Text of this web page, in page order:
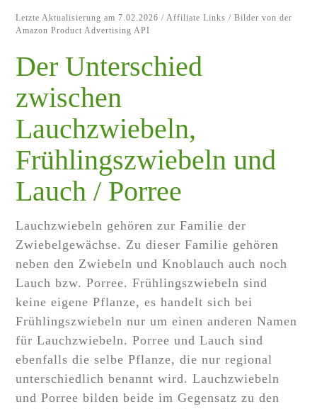
Letzte Aktualisierung am 7.02.2026 / Affiliate Links / Bilder von der
Amazon Product Advertising API
Der Unterschied
zwischen
Lauchzwiebeln,
Frühlingszwiebeln und
Lauch / Porree
Lauchzwiebeln gehören zur Familie der
Zwiebelgewächse. Zu dieser Familie gehören
neben den Zwiebeln und Knoblauch auch noch
Lauch bzw. Porree. Frühlingszwiebeln sind
keine eigene Pflanze, es handelt sich bei
Frühlingszwiebeln nur um einen anderen Namen
für Lauchzwiebeln. Porree und Lauch sind
ebenfalls die selbe Pflanze, die nur regional
unterschiedlich benannt wird. Lauchzwiebeln
und Porree bilden beide im Gegensatz zu den